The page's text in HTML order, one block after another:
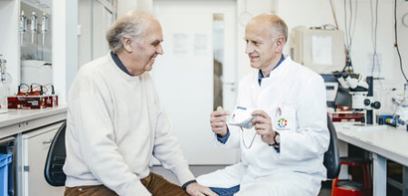
Zum Hauptinhalt springen
Erklärung zur Barrierefreiheit anzeigen